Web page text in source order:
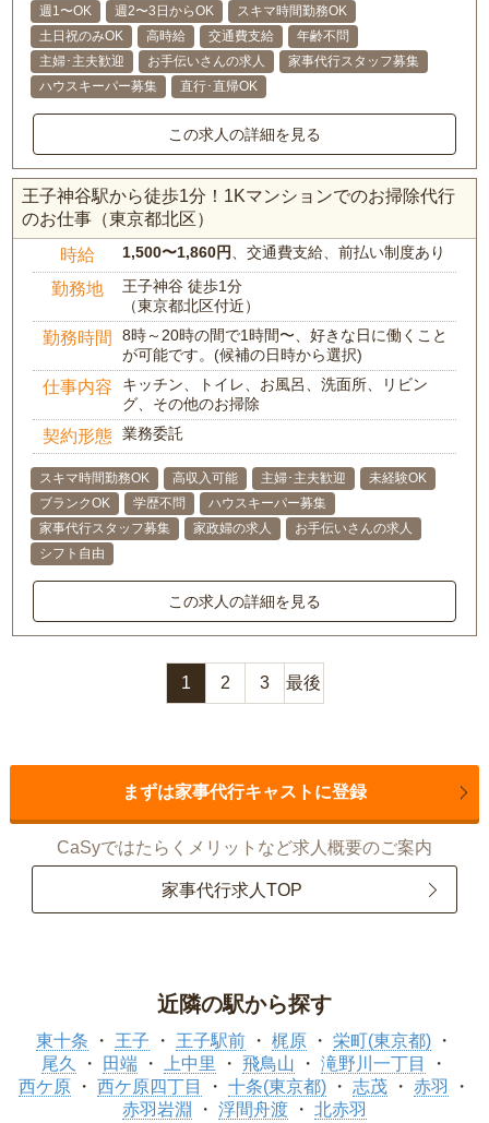
週1〜OK 週2〜3日からOK
スキマ時間勤務OK
土日祝のみOK
高時給 交通費支給
年齢不問
主婦･主夫歓迎
お手伝いさんの求人
家事代行スタッフ募集
ハウスキーパー募集
直行･直帰OK
この求人の詳細を見る
王子神谷駅から徒歩1分！1Kマンションでのお掃除代行
のお仕事（東京都北区）
時給 1,500〜1,860円、交通費支給、前払い制度あり
勤務地
王子神谷 徒歩1分
（東京都北区付近）
勤務時間
8時～20時の間で1時間〜、好きな日に働くこと
が可能です。(候補の日時から選択)
仕事内容
キッチン、トイレ、お風呂、洗面所、リビン
グ、その他のお掃除
契約形態 業務委託
スキマ時間勤務OK 高収入可能 主婦･主夫歓迎
未経験OK
ブランクOK
学歴不問
ハウスキーパー募集
家事代行スタッフ募集
家政婦の求人
お手伝いさんの求人
シフト自由
この求人の詳細を見る
1 2 3 最後
まずは家事代行キャストに登録
CaSyではたらくメリットなど求人概要のご案内
家事代行求人TOP
近隣の駅から探す
東十条 王子 王子駅前 梶原
栄町(東京都)
尾久
田端 上中里 飛鳥山
滝野川一丁目
西ケ原
西ケ原四丁目 十条(東京都) 志茂
赤羽
赤羽岩淵
浮間舟渡 北赤羽